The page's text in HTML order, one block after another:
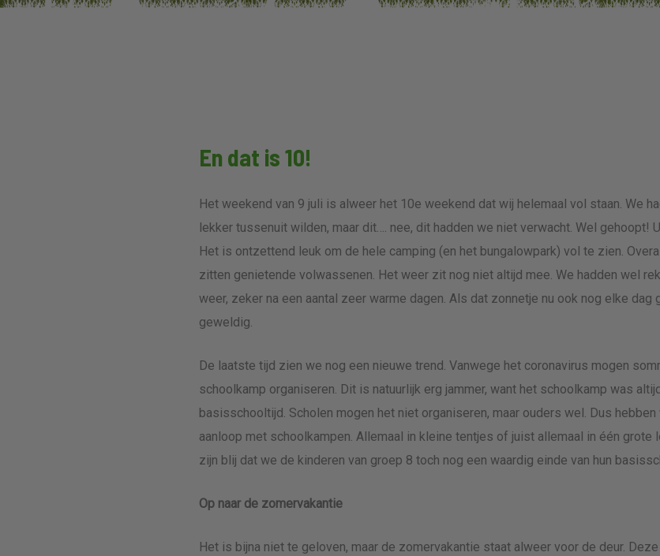
En dat is 10!
Het weekend van 9 juli is alweer het 10e weekend dat wij helemaal vol staan. We
lekker tussenuit wilden, maar dit…. nee, dit hadden we niet verwacht. Wel gehoopt!
Het is ontzettend leuk om de hele camping (en het bungalowpark) vol te zien.
zitten genietende volwassenen. Het weer zit nog niet altijd mee. We hadden wel
weer, zeker na een aantal zeer warme dagen. Als dat zonnetje nu ook nog elke dag
geweldig.
De laatste tijd zien we nog een nieuwe trend. Vanwege het coronavirus mogen
schoolkamp organiseren. Dit is natuurlijk erg jammer, want het schoolkamp was
basisschooltijd. Scholen mogen het niet organiseren, maar ouders wel. Dus
aanloop met schoolkampen. Allemaal in kleine tentjes of juist allemaal in één grote
zijn blij dat we de kinderen van groep 8 toch nog een waardig einde van hun
Op naar de zomervakantie
Het is bijna niet te geloven, maar de zomervakantie staat alweer voor de deur.